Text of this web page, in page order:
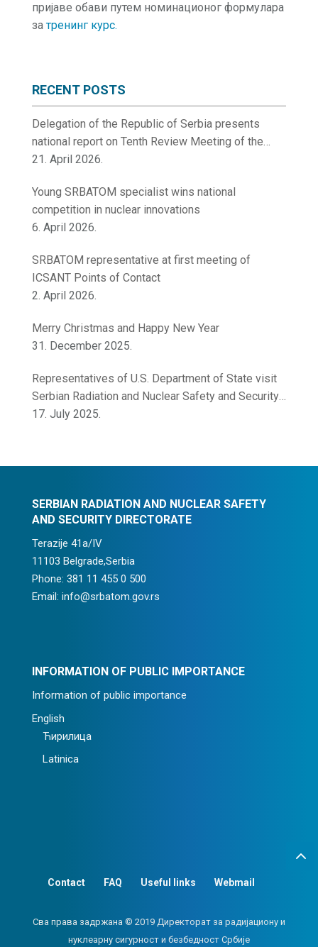
пријаве обави путем номинационог формулара
затренинг курс.
RECENT POSTS
Delegation of the Republic of Serbia presents
national report on Tenth Review Meeting of the
Contracting Parties to the Convention on Nuclear
21. April 2026.
Young SRBATOM specialist wins national
competition in nuclear innovations
6. April 2026.
SRBATOM representative at first meeting of
ICSANT Points of Contact
2. April 2026.
Merry Christmas and Happy New Year
31. December 2025.
Representatives of U.S. Department of State visit
Serbian Radiation and Nuclear Safety and Security
Directorate
17. July 2025.
SERBIAN RADIATION AND NUCLEAR SAFETY
AND SECURITY DIRECTORATE
Terazije 41a/IV
11103 Belgrade,Serbia
Phone: 381 11 455 0 500
Email: info@srbatom.gov.rs
INFORMATION OF PUBLIC IMPORTANCE
Information of public importance
English
Ћирилица
Latinica
Contact FAQ Useful links Webmail
Сва права задржана © 2019 Директорат за радијациону и
нуклеарну сигурност и безбедност Србије